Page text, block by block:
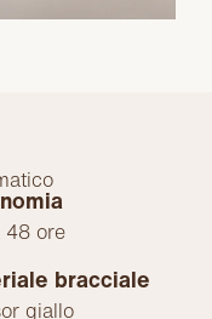
48 ore
bracciale
giallo